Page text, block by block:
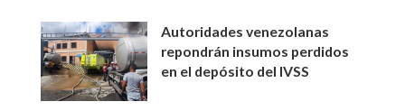
Autoridades venezolanas
repondrán insumos perdidos
en el depósito del IVSS